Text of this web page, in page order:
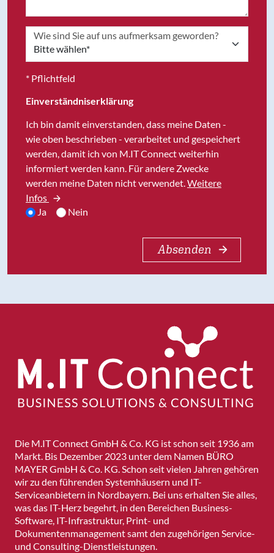
Wie sind Sie auf uns aufmerksam geworden?
* Pflichtfeld
Einverständniserklärung
Ich bin damit einverstanden, dass meine Daten -
wie oben beschrieben - verarbeitet und gespeichert
werden, damit ich von M.IT Connect weiterhin
informiert werden kann. Für andere Zwecke
werden meine Daten nicht verwendet.Weitere
Infos
Ja
Nein
Absenden
Die M.IT Connect GmbH & Co. KG ist schon seit 1936 am
Markt. Bis Dezember 2023 unter dem Namen BÜRO
MAYER GmbH & Co. KG. Schon seit vielen Jahren gehören
wir zu den führenden Systemhäusern und IT-
Serviceanbietern in Nordbayern. Bei uns erhalten Sie alles,
was das IT-Herz begehrt, in den Bereichen Business-
Software, IT-Infrastruktur, Print- und
Dokumentenmanagement samt den zugehörigen Service-
und Consulting-Dienstleistungen.